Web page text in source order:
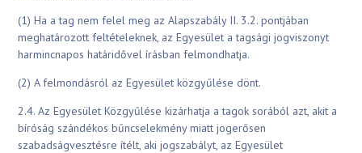
(1) Ha a tag nem felel meg az Alapszabály II. 3.2. pontjában
meghatározott feltételeknek, az Egyesület a tagsági jogviszonyt
harmincnapos határidővel írásban felmondhatja.
(2) A felmondásról az Egyesület közgyűlése dönt.
2.4. Az Egyesület Közgyűlése kizárhatja a tagok sorából azt, akit a
bíróság szándékos bűncselekmény miatt jogerősen
szabadságvesztésre ítélt, aki jogszabályt, az Egyesület